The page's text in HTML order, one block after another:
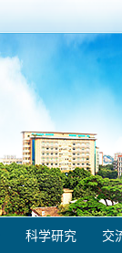
科学研究 交